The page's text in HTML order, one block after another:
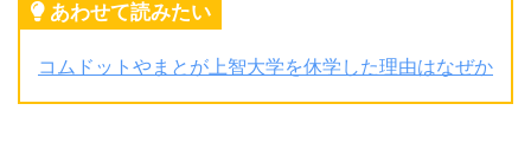
あわせて読みたい
コムドットやまとが上智大学を休学した理由はなぜか